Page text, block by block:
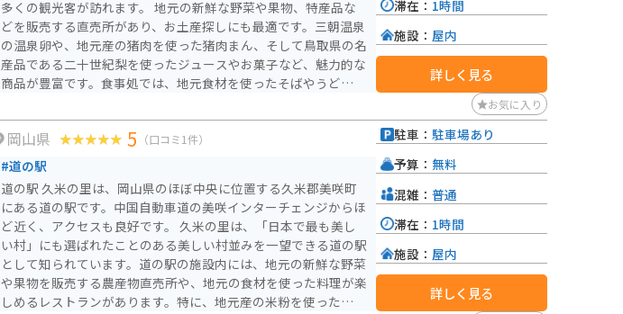
多くの観光客が訪れます。 地元の新鮮な野菜や果物、特産品な
どを販売する直売所があり、お土産探しにも最適です。三朝温泉
の温泉卵や、地元産の猪肉を使った猪肉まん、そして鳥取県の名
産品である二十世紀梨を使ったジュースやお菓子など、魅力的な
商品が豊富です。食事処では、地元食材を使ったそばやうどん、
隣接する無料駐車場に駐車できます。ツーリング途中の休憩場所
としても最適です。三朝温泉街もすぐ近くにあるので、温泉を楽
しむのも良いでしょう。周辺には、三徳山三佛寺投入堂や、河原
露天風呂など、観光スポットも点在しています。
滞在： 1時間
施設： 屋内
詳しく見る
お気に入り
岡山県 5 （口コミ1件）
#道の駅
道の駅 久米の里は、岡山県のほぼ中央に位置する久米郡美咲町
にある道の駅です。中国自動車道の美咲インターチェンジからほ
ど近く、アクセスも良好です。 久米の里は、「日本で最も美し
い村」にも選ばれたことのある美しい村並みを一望できる道の駅
として知られています。道の駅の施設内には、地元の新鮮な野菜
や果物を販売する農産物直売所や、地元の食材を使った料理が楽
しめるレストランがあります。特に、地元産の米粉を使ったパン
駐車： 駐車場あり
予算： 無料
混雑： 普通
滞在： 1時間
施設： 屋内
詳しく見る